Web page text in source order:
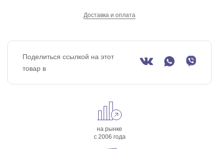
Доставка и оплата
Поделиться ссылкой на этот
товар в
на рынке
с 2006 года